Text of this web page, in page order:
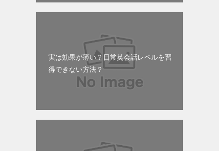
実は効果が薄い？日常英会話レベルを習
得できない方法？